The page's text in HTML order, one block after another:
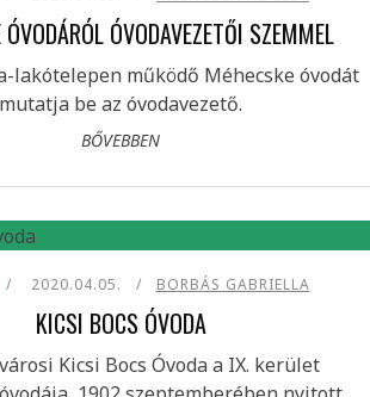
ÓVODÁRÓL ÓVODAVEZETŐI SZEMMEL
lakótelepen működő Méhecske óvodát
mutatja be az óvodavezető.
BŐVEBBEN
2020.04.05. BORBÁS GABRIELLA
KICSI BOCS ÓVODA
Kicsi Bocs Óvoda a IX. kerület